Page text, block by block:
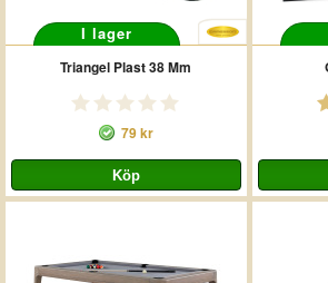
I lager
Triangel Plast 38 Mm
79 kr